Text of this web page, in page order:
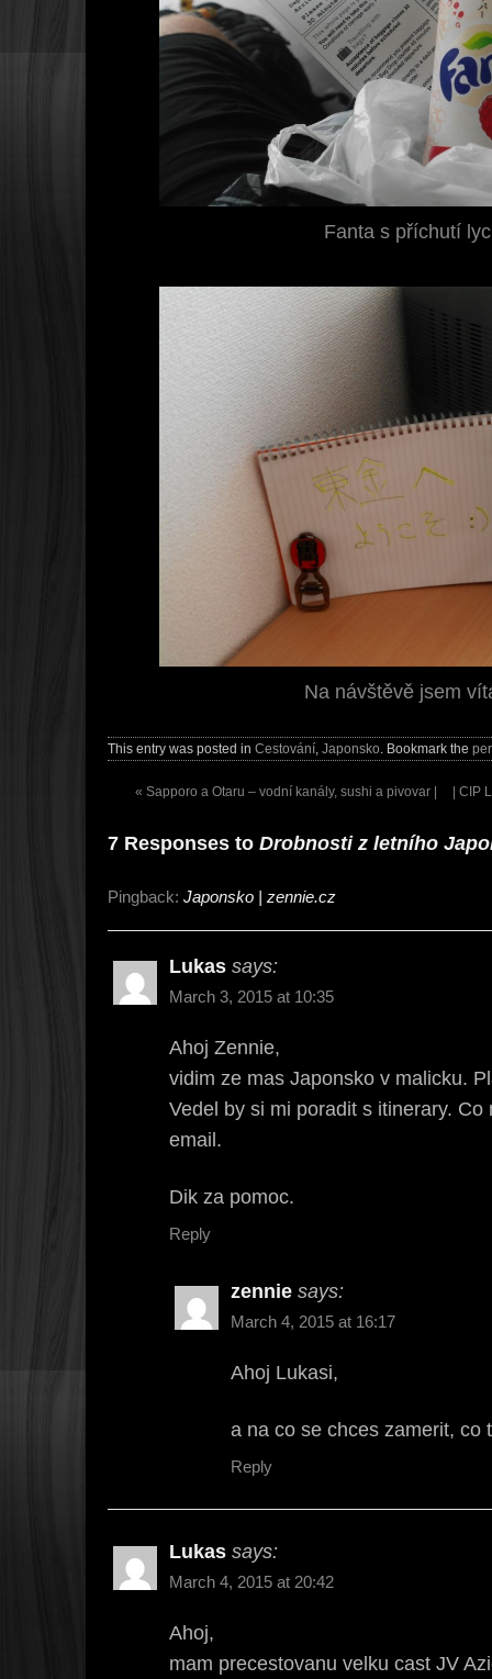
Fanta s příchutí
Na návštěvě jsem
This entry was posted in Cestování, Japonsko. Bookmark the
« Sapporo a Otaru – vodní kanály, sushi a pivovar | | CIP
7 Responses to Drobnosti z letního
Pingback: Japonsko | zennie.cz
Lukas says:
March 3, 2015 at 10:35
Ahoj Zennie,
vidim ze mas Japonsko v malicku.
Vedel by si mi poradit s itinerary.
email.
Dik za pomoc.
Reply
zennie says:
March 4, 2015 at 16:17
Ahoj Lukasi,
a na co se chces zamerit, co
Reply
Lukas says:
March 4, 2015 at 20:42
Ahoj,
mam precestovanu velku cast JV